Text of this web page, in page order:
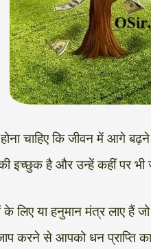
चाहिए कि जीवन में आगे
इच्छुक है और उन्हें कहीं पर भी
लिए या हनुमान मंत्र लाए हैं
करने से आपको धन प्राप्ति का